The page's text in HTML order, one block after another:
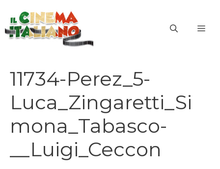
contenuto
11734-Perez_5-
Luca_Zingaretti_Si
mona_Tabasco-
__Luigi_Ceccon